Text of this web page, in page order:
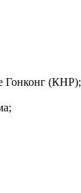
Гонконг (КНР);